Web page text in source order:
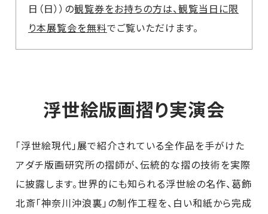
日（日））の観覧券をお持ちの方は、観覧当日に限
り本展覧会を無料でご覧いただけます。
浮世絵版画摺り実演会
「浮世絵現代」展で紹介されている全作品を手がけた
アダチ版画研究所の摺師が、伝統的な摺の技術を実際
に披露します。世界的にも知られる浮世絵の名作、葛飾
北斎「神奈川沖浪裏」の制作工程を、白い和紙から完成